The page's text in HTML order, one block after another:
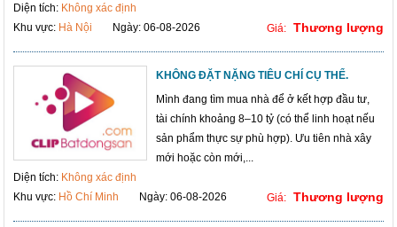
Diện tích: Không xác định
Khu vực: Hà Nội Ngày: 06-08-2026 Giá: Thương lượng
KHÔNG ĐẶT NẶNG TIÊU CHÍ CỤ THỂ.
Mình đang tìm mua nhà để ở kết hợp đầu tư,
tài chính khoảng 8–10 tỷ (có thể linh hoạt nếu
sản phẩm thực sự phù hợp). Ưu tiên nhà xây
mới hoặc còn mới,...
Diện tích: Không xác định
Khu vực: Hồ Chí Minh Ngày: 06-08-2026 Giá: Thương lượng